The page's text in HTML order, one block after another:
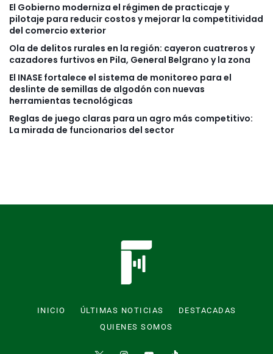
El Gobierno moderniza el régimen de practicaje y
pilotaje para reducir costos y mejorar la competitividad
del comercio exterior
Ola de delitos rurales en la región: cayeron cuatreros y
cazadores furtivos en Pila, General Belgrano y la zona
El INASE fortalece el sistema de monitoreo para el
deslinte de semillas de algodón con nuevas
herramientas tecnológicas
Reglas de juego claras para un agro más competitivo:
La mirada de funcionarios del sector
INICIO ÚLTIMAS NOTICIAS
DESTACADAS
QUIENES SOMOS